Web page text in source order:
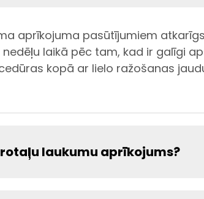
aprīkojuma pasūtījumiem
laikā pēc tam, kad ir galīgi
kopā ar lielo ražošanas
laukumu aprīkojums?